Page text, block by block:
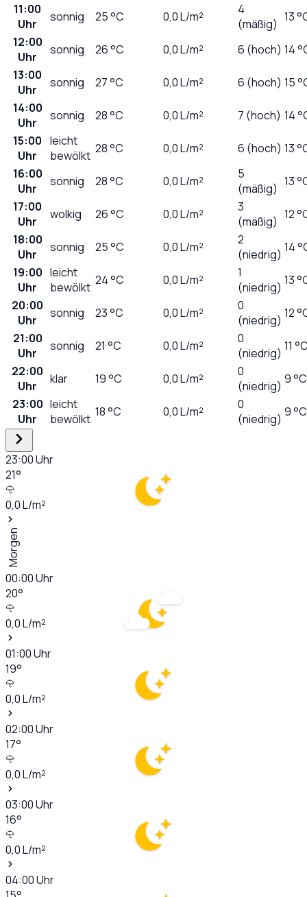
11:00
Uhr
sonnig 25°C 0,0L/m²
4
(mäßig) 13
12:00
Uhr
sonnig 26°C 0,0L/m² 6 (hoch) 14
13:00
Uhr
sonnig 27°C 0,0L/m² 6 (hoch) 15
14:00
Uhr
sonnig 28°C 0,0L/m² 7 (hoch) 14
15:00
Uhr
leicht
bewölkt 28°C 0,0L/m² 6 (hoch) 13
16:00
Uhr
sonnig 28°C 0,0L/m²
5
(mäßig) 13
17:00
Uhr
wolkig 26°C 0,0L/m²
3
(mäßig) 12
18:00
Uhr
sonnig 25°C 0,0L/m²
2
(niedrig) 14
19:00
Uhr
leicht
bewölkt 24°C 0,0L/m²
1
(niedrig) 13
20:00
Uhr
sonnig 23°C 0,0L/m²
0
(niedrig) 12
21:00
Uhr
sonnig 21 °C 0,0L/m²
0
(niedrig) 11
22:00
Uhr
klar 19°C 0,0L/m²
0
(niedrig) 9 °C
23:00
Uhr
leicht
bewölkt 18°C 0,0L/m²
0
(niedrig) 9 °C
23:00Uhr
21°
0,0L/m²
Morgen
00:00Uhr
20°
0,0L/m²
01:00Uhr
19°
0,0L/m²
02:00Uhr
17°
0,0L/m²
03:00Uhr
16°
0,0L/m²
04:00Uhr